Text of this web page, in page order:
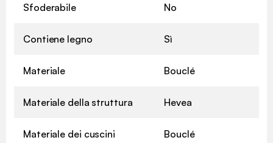
Sfoderabile No
Contiene legno Sì
Materiale Bouclé
Materiale della struttura Hevea
Materiale dei cuscini Bouclé